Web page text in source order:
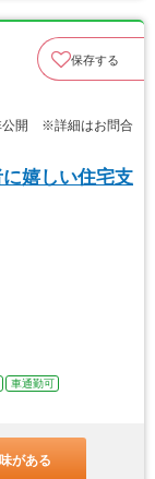
保存する
公開 ※詳細はお問合
嬉しい住宅支
車通勤可
がある